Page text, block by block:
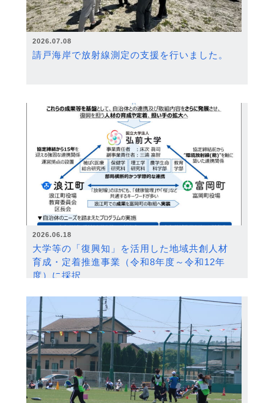
2026.07.08
請戸海岸で放射線測定の支援を行いました。
2026.06.18
大学等の「復興知」を活用した地域共創人材
育成・定着推進事業（令和8年度～令和12年
度）に採択